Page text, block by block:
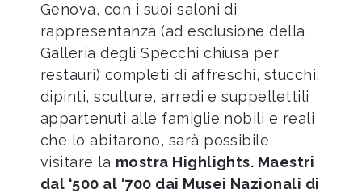
Genova, con i suoi saloni di
rappresentanza (ad esclusione della
Galleria degli Specchi chiusa per
restauri) completi di affreschi, stucchi,
dipinti, sculture, arredi e suppellettili
appartenuti alle famiglie nobili e reali
che lo abitarono, sarà possibile
visitare la mostra Highlights. Maestri
dal ‘500 al ‘700 dai Musei Nazionali di